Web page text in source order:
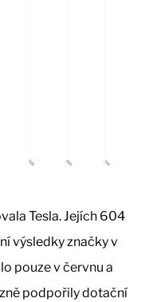
Tesla. Jejích 604
výsledky značky v
pouze v červnu a
podpořily dotační